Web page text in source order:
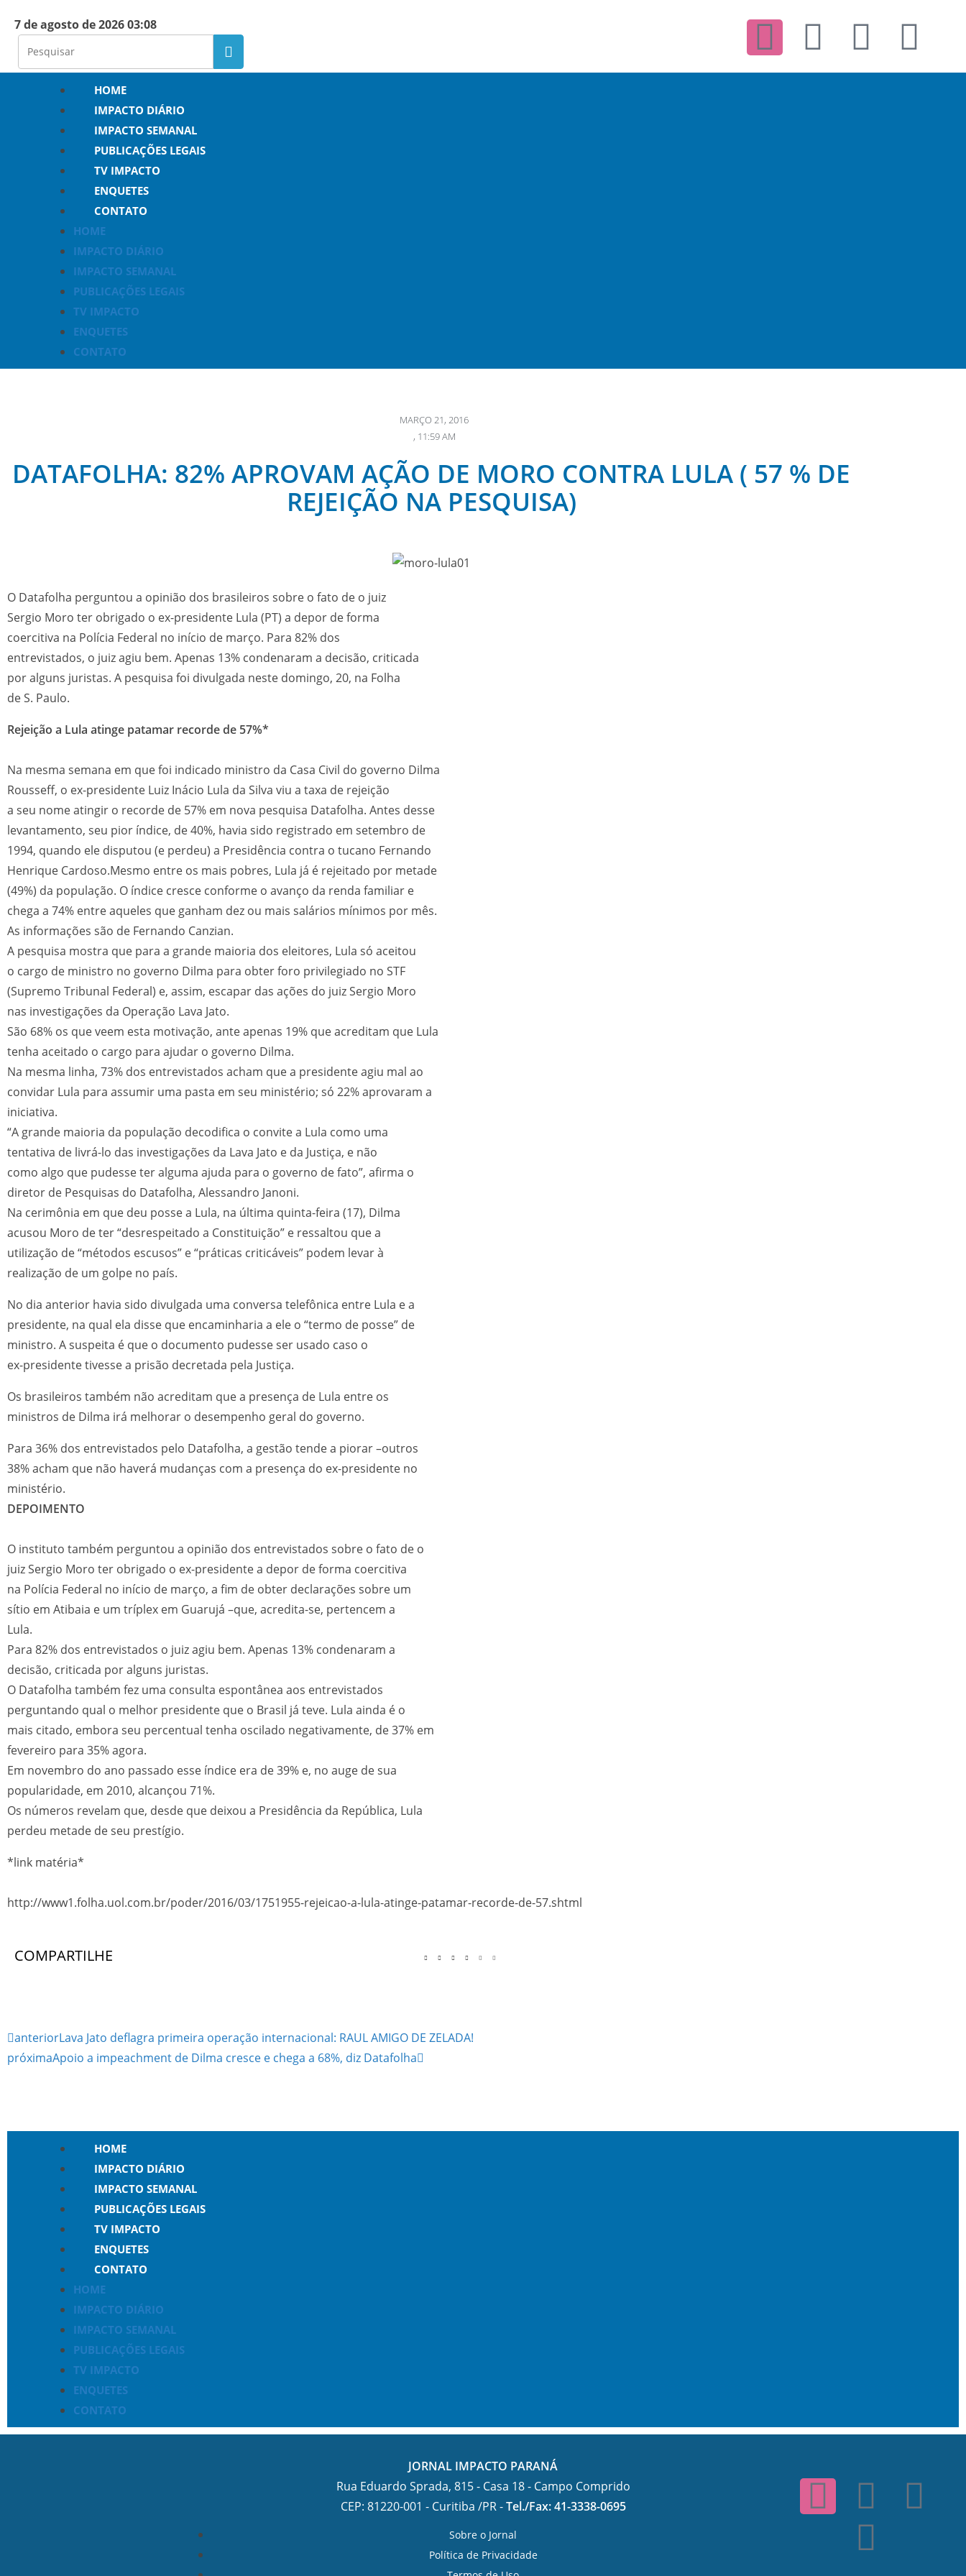
7 de agosto de 2026 03:08
HOME
IMPACTO DIÁRIO
IMPACTO SEMANAL
PUBLICAÇÕES LEGAIS
TV IMPACTO
ENQUETES
CONTATO
HOME
IMPACTO DIÁRIO
IMPACTO SEMANAL
PUBLICAÇÕES LEGAIS
TV IMPACTO
ENQUETES
CONTATO
MARÇO 21, 2016
, 11:59 AM
DATAFOLHA: 82% APROVAM AÇÃO DE MORO CONTRA LULA ( 57 % DE
REJEIÇÃO NA PESQUISA)
O Datafolha perguntou a opinião dos brasileiros sobre o fato de o juiz
Sergio Moro ter obrigado o ex-presidente Lula (PT) a depor de forma
coercitiva na Polícia Federal no início de março. Para 82% dos
entrevistados, o juiz agiu bem. Apenas 13% condenaram a decisão, criticada
por alguns juristas. A pesquisa foi divulgada neste domingo, 20, na Folha
de S. Paulo.
Rejeição a Lula atinge patamar recorde de 57%*
Na mesma semana em que foi indicado ministro da Casa Civil do governo Dilma
Rousseff, o ex-presidente Luiz Inácio Lula da Silva viu a taxa de rejeição
a seu nome atingir o recorde de 57% em nova pesquisa Datafolha. Antes desse
levantamento, seu pior índice, de 40%, havia sido registrado em setembro de
1994, quando ele disputou (e perdeu) a Presidência contra o tucano Fernando
Henrique Cardoso.Mesmo entre os mais pobres, Lula já é rejeitado por metade
(49%) da população. O índice cresce conforme o avanço da renda familiar e
chega a 74% entre aqueles que ganham dez ou mais salários mínimos por mês.
As informações são de Fernando Canzian.
A pesquisa mostra que para a grande maioria dos eleitores, Lula só aceitou
o cargo de ministro no governo Dilma para obter foro privilegiado no STF
(Supremo Tribunal Federal) e, assim, escapar das ações do juiz Sergio Moro
nas investigações da Operação Lava Jato.
São 68% os que veem esta motivação, ante apenas 19% que acreditam que Lula
tenha aceitado o cargo para ajudar o governo Dilma.
Na mesma linha, 73% dos entrevistados acham que a presidente agiu mal ao
convidar Lula para assumir uma pasta em seu ministério; só 22% aprovaram a
iniciativa.
“A grande maioria da população decodifica o convite a Lula como uma
tentativa de livrá-lo das investigações da Lava Jato e da Justiça, e não
como algo que pudesse ter alguma ajuda para o governo de fato”, afirma o
diretor de Pesquisas do Datafolha, Alessandro Janoni.
Na cerimônia em que deu posse a Lula, na última quinta-feira (17), Dilma
acusou Moro de ter “desrespeitado a Constituição” e ressaltou que a
utilização de “métodos escusos” e “práticas criticáveis” podem levar à
realização de um golpe no país.
No dia anterior havia sido divulgada uma conversa telefônica entre Lula e a
presidente, na qual ela disse que encaminharia a ele o “termo de posse” de
ministro. A suspeita é que o documento pudesse ser usado caso o
ex-presidente tivesse a prisão decretada pela Justiça.
Os brasileiros também não acreditam que a presença de Lula entre os
ministros de Dilma irá melhorar o desempenho geral do governo.
Para 36% dos entrevistados pelo Datafolha, a gestão tende a piorar –outros
38% acham que não haverá mudanças com a presença do ex-presidente no
ministério.
DEPOIMENTO
O instituto também perguntou a opinião dos entrevistados sobre o fato de o
juiz Sergio Moro ter obrigado o ex-presidente a depor de forma coercitiva
na Polícia Federal no início de março, a fim de obter declarações sobre um
sítio em Atibaia e um tríplex em Guarujá –que, acredita-se, pertencem a
Lula.
Para 82% dos entrevistados o juiz agiu bem. Apenas 13% condenaram a
decisão, criticada por alguns juristas.
O Datafolha também fez uma consulta espontânea aos entrevistados
perguntando qual o melhor presidente que o Brasil já teve. Lula ainda é o
mais citado, embora seu percentual tenha oscilado negativamente, de 37% em
fevereiro para 35% agora.
Em novembro do ano passado esse índice era de 39% e, no auge de sua
popularidade, em 2010, alcançou 71%.
Os números revelam que, desde que deixou a Presidência da República, Lula
perdeu metade de seu prestígio.
*link matéria*
http://www1.folha.uol.com.br/poder/2016/03/1751955-rejeicao-a-lula-atinge-patamar-recorde-de-57.shtml
COMPARTILHE
anteriorLava Jato deflagra primeira operação internacional: RAUL AMIGO DE ZELADA!
próximaApoio a impeachment de Dilma cresce e chega a 68%, diz Datafolha
HOME
IMPACTO DIÁRIO
IMPACTO SEMANAL
PUBLICAÇÕES LEGAIS
TV IMPACTO
ENQUETES
CONTATO
HOME
IMPACTO DIÁRIO
IMPACTO SEMANAL
PUBLICAÇÕES LEGAIS
TV IMPACTO
ENQUETES
CONTATO
JORNAL IMPACTO PARANÁ
Rua Eduardo Sprada, 815 - Casa 18 - Campo Comprido
CEP: 81220-001 - Curitiba /PR -Tel./Fax: 41-3338-0695
Sobre o Jornal
Política de Privacidade